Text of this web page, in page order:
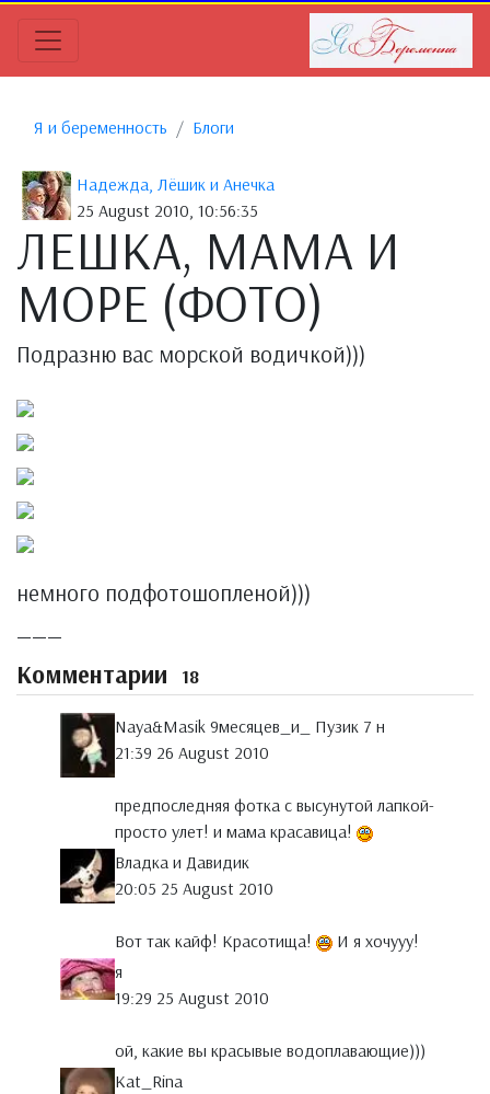
Я и беременность Блоги
Надежда, Лёшик и Анечка
25 August 2010, 10:56:35
ЛЕШКА, МАМА И
МОРЕ (ФОТО)
Подразню вас морской водичкой)))
немного подфотошопленой)))
Комментарии 18
Naya&Masik 9месяцев_и_ Пузик 7 н
21:39 26 August 2010
предпоследняя фотка с высунутой лапкой-
просто улет! и мама красавица!
Владка и Давидик
20:05 25 August 2010
Вот так кайф! Красотища!
И я хочууу!
я
19:29 25 August 2010
ой, какие вы красывые водоплавающие)))
Kat_Rina